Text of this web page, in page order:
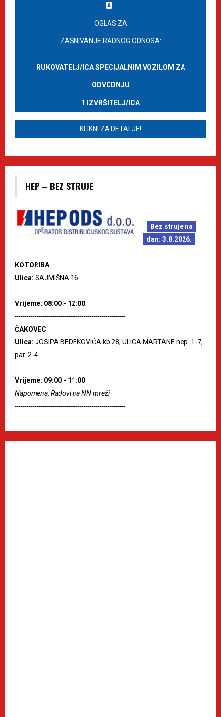
OGLAS ZA
ZASNIVANJE RADNOG ODNOSA:
RUKOVATELJ/ICA SPECIJALNIM VOZILOM ZA
ODVODNJU
1 IZVRŠITELJ/ICA
KLIKNI ZA DETALJE!
HEP – BEZ STRUJE
Bez struje na
dan: 3.8.2026.
KOTORIBA
Ulica: SAJMIŠNA 16.
Vrijeme: 08:00 - 12:00
--------------------------------------------------------
ČAKOVEC
Ulica: JOSIPA BEDEKOVIĆA kb.28, ULICA MARTANE nep. 1-7,
par. 2-4.
Vrijeme: 09:00 - 11:00
Napomena: Radovi na NN mreži
--------------------------------------------------------